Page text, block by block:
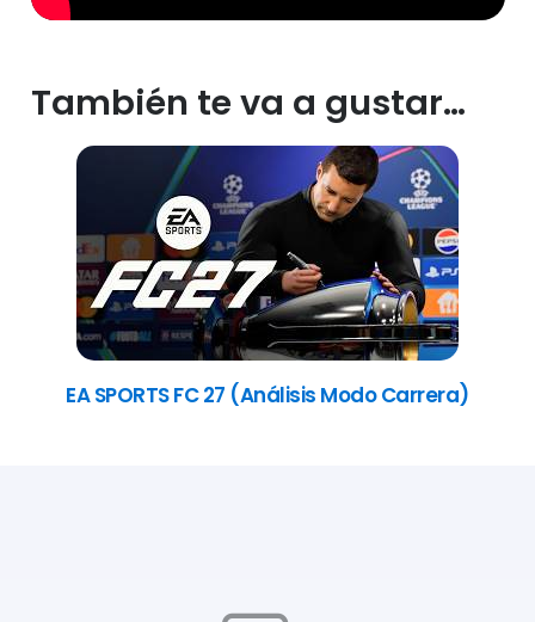
También te va a gustar…
EA SPORTS FC 27 (Análisis Modo Carrera)